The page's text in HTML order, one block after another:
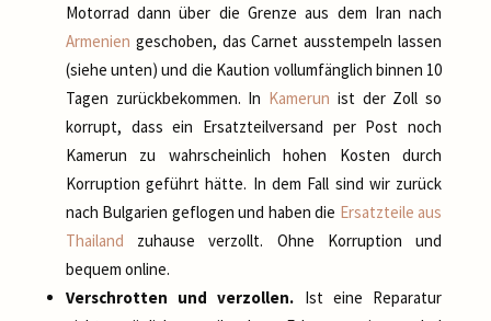
Motorrad dann über die Grenze aus dem Iran nach
Armenien geschoben, das Carnet ausstempeln lassen
(siehe unten) und die Kaution vollumfänglich binnen 10
Tagen zurückbekommen. In Kamerun ist der Zoll so
korrupt, dass ein Ersatzteilversand per Post noch
Kamerun zu wahrscheinlich hohen Kosten durch
Korruption geführt hätte. In dem Fall sind wir zurück
nach Bulgarien geflogen und haben die Ersatzteile aus
Thailand zuhause verzollt. Ohne Korruption und
bequem online.
Verschrotten und verzollen. Ist eine Reparatur